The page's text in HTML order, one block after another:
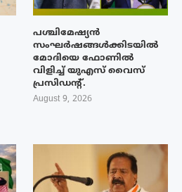
പശ്ചിമേഷ്യന്‍
സംഘര്‍ഷങ്ങള്‍ക്കിടയിൽ
മോദിയെ ഫോണില്‍
വിളിച്ച് യുഎസ് വൈസ്
പ്രസിഡന്റ്.
August 9, 2026